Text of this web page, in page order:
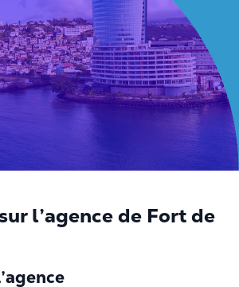
et métallurgie
et infrastructures
de systèmes complexes
l’agence de Fort de